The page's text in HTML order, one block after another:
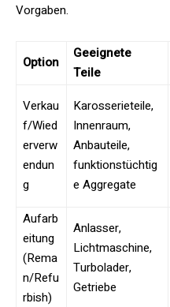
Vorgaben.
Option
Geeignete
Teile
Verkau
f/Wied
erverw
endun
g
Karosserieteile,
Innenraum,
Anbauteile,
funktionstüchtig
e Aggregate
Aufarb
eitung
(Rema
n/Refu
rbish)
Anlasser,
Lichtmaschine,
Turbolader,
Getriebe